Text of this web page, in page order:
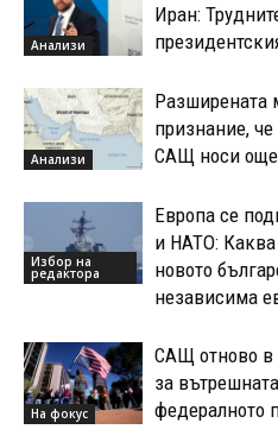
Анализи
Иран:
Анализи
Разширената
признание,
САЩ носи още
Избор на
редактора
Европа се
и НАТО:
новото
независима
На фокус
САЩ отново в
за
федералното